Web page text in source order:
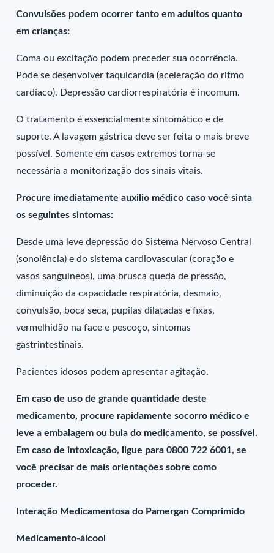
Convulsões podem ocorrer tanto em adultos quanto
em crianças:
Coma ou excitação podem preceder sua ocorrência.
Pode se desenvolver taquicardia (aceleração do ritmo
cardíaco). Depressão cardiorrespiratória é incomum.
O tratamento é essencialmente sintomático e de
suporte. A lavagem gástrica deve ser feita o mais breve
possível. Somente em casos extremos torna-se
necessária a monitorização dos sinais vitais.
Procure imediatamente auxilio médico caso você sinta
os seguintes sintomas:
Desde uma leve depressão do Sistema Nervoso Central
(sonolência) e do sistema cardiovascular (coração e
vasos sanguineos), uma brusca queda de pressão,
diminuição da capacidade respiratória, desmaio,
convulsão, boca seca, pupilas dilatadas e fixas,
vermelhidão na face e pescoço, sintomas
gastrintestinais.
Pacientes idosos podem apresentar agitação.
Em caso de uso de grande quantidade deste
medicamento, procure rapidamente socorro médico e
leve a embalagem ou bula do medicamento, se possível.
Em caso de intoxicação, ligue para 0800 722 6001, se
você precisar de mais orientações sobre como
proceder.
Interação Medicamentosa do Pamergan Comprimido
Medicamento-álcool